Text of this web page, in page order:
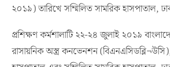
২০১৯) তারিখে সম্মিলিত সামরিক হাসপাতাল,
প্রশিক্ষণ কর্মশালাটি ২২-২৪ জুলাই ২০১৯
রাসায়নিক অস্ত্র কনভেনশন